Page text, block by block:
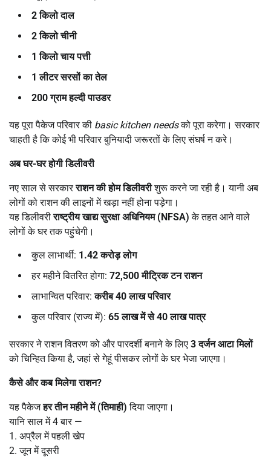
2किलो दाल
2किलो चीनी
1किलो चाय पत्ती
1लीटर सरसों का तेल
200ग्राम हल्दी पाउडर
यह पूरा पैकेज परिवार की basic kitchen needsको पूरा करेगा। सरकार
चाहती है कि कोई भी परिवार बुनियादी जरूरतों के लिए संघर्ष न करे।
अब घर-घर होगी डिलीवरी
नए साल से सरकारराशन की होम डिलीवरीशुरू करने जा रही है। यानी अब
लोगों को राशन की लाइनों में खड़ा नहीं होना पड़ेगा।
यह डिलीवरीराष्ट्रीय खाद्य सुरक्षा अधिनियम (NFSA) के तहत आने वाले
लोगों के घर तक पहुंचेगी।
कुल लाभार्थी: 1.42करोड़ लोग
हर महीने वितरित होगा: 72,500मीट्रिक टन राशन
लाभान्वित परिवार:करीब40लाख परिवार
कुल परिवार (राज्य में): 65लाख में से40लाख पात्र
सरकार ने राशन वितरण को और पारदर्शी बनाने के लिए 3दर्जन आटा मिलों
को चिन्हित किया है, जहां से गेहूं पीसकर लोगों के घर भेजा जाएगा।
कैसे और कब मिलेगा राशन?
यह पैकेजहर तीन महीने में (तिमाही) दिया जाएगा।
यानि साल में 4 बार —
1. अप्रैल में पहली खेप
2. जून में दूसरी